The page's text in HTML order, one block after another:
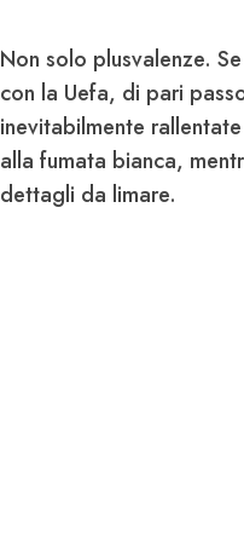
Non solo plusvalenze.
con la Uefa, di pari
inevitabilmente
alla fumata bianca,
dettagli da limare.